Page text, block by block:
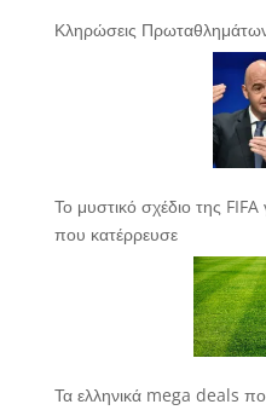
Κληρώσεις
Το μυστικό σχέδιο της
που κατέρρευσε
Τα ελληνικά mega deals